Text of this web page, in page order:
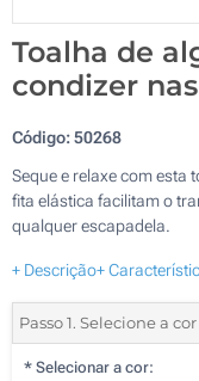
Toalha de
condizer
Código:50268
Seque e relaxe com esta
fita elástica facilitam o
qualquer escapadela.
+ Descrição+
Passo 1. Selecione a
* Selecionar a cor: